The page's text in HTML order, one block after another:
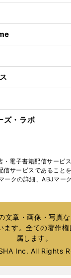
ズ・ラボ
電子書籍配信サービ
信サービスであること
クの詳細、ABJマー
文章・画像・写真
ます。全ての著作
属します。
Inc. All Rights